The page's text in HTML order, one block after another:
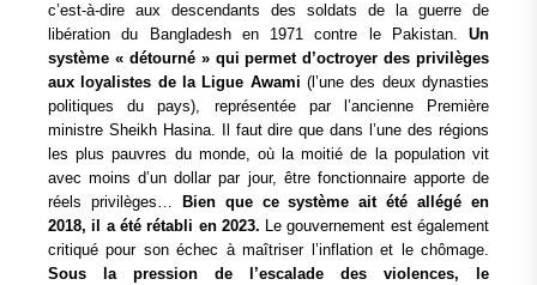
c’est-à-dire aux descendants des soldats de la guerre de
libération du Bangladesh en 1971 contre le Pakistan. Un
système « détourné » qui permet d’octroyer des privilèges
aux loyalistes de la Ligue Awami (l’une des deux dynasties
politiques du pays), représentée par l’ancienne Première
ministre Sheikh Hasina. Il faut dire que dans l’une des régions
les plus pauvres du monde, où la moitié de la population vit
avec moins d’un dollar par jour, être fonctionnaire apporte de
réels privilèges…
Bien que ce système ait été allégé en
2018, il a été rétabli en 2023. Le gouvernement est également
critiqué pour son échec à maîtriser l’inflation et le chômage.
Sous la pression de l’escalade des violences, le